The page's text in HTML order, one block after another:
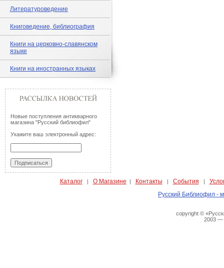
Литературоведение
Книговедение, библиография
Книги на церковно-славянском
языке
Книги на иностранных языках
Новые поступления антикварного
магазина "Русский библиофил"
Укажите ваш электронный адрес:
Каталог| О Магазине | Контакты | События |
Русский Библиофил -
copyright ©
2003 —